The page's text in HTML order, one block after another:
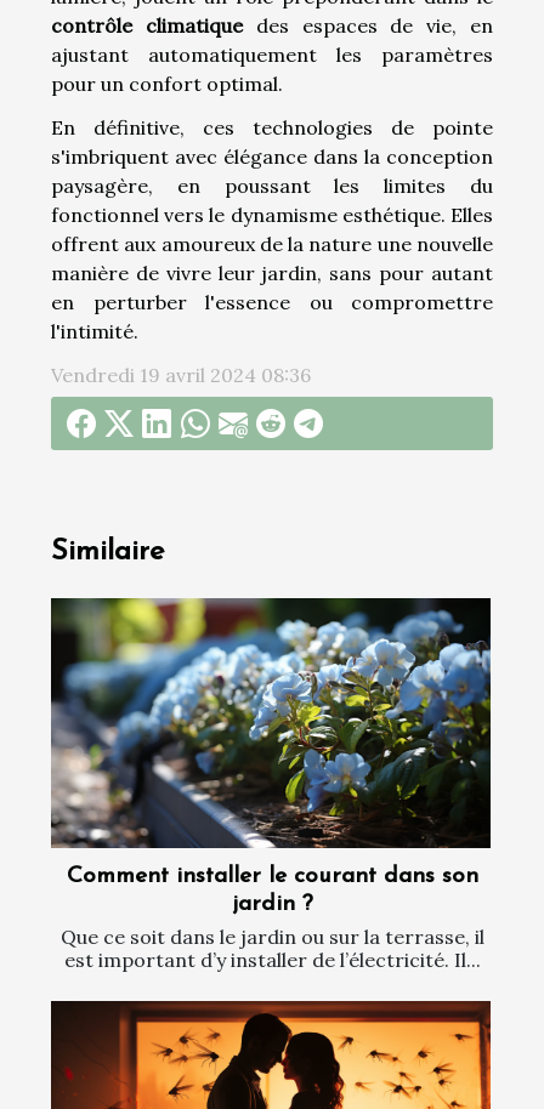
contrôle climatiquedes espaces de vie, en
ajustant automatiquement les paramètres
pour un confort optimal.
En définitive, ces technologies de pointe
s'imbriquent avec élégance dans la conception
paysagère, en poussant les limites du
fonctionnel vers le dynamisme esthétique. Elles
offrent aux amoureux de la nature une nouvelle
manière de vivre leur jardin, sans pour autant
en perturber l'essence ou compromettre
l'intimité.
Vendredi 19 avril 2024 08:36
Similaire
Comment installer le courant dans son
jardin ?
Que ce soit dans le jardin ou sur la terrasse, il
est important d’y installer de l’électricité. Il...